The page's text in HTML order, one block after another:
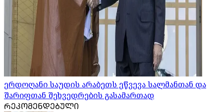
ერდოღანი საუდის არაბეთს ეწვევა სალმანთან და
შარიფთან შეხვედრების გასამართად
ᲠᲔᲙᲝᲛᲔᲜᲓᲔᲑᲣᲚᲘ